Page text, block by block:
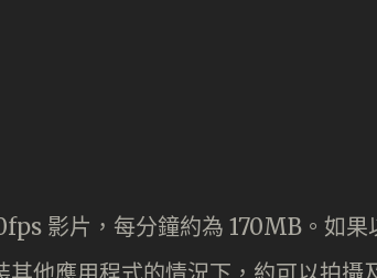
影片，每分鐘約為 170MB。如果